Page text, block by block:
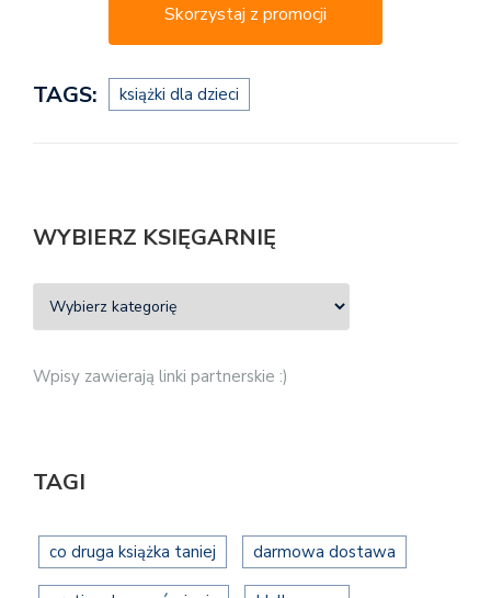
Skorzystaj z promocji
TAGS: książki dla dzieci
WYBIERZ KSIĘGARNIĘ
Wpisy zawierają linki partnerskie :)
TAGI
co druga książka taniej darmowa dostawa